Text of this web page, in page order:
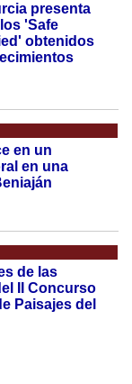
presenta
'Safe
obtenidos
en un
en una
de las
II Concurso
Paisajes del